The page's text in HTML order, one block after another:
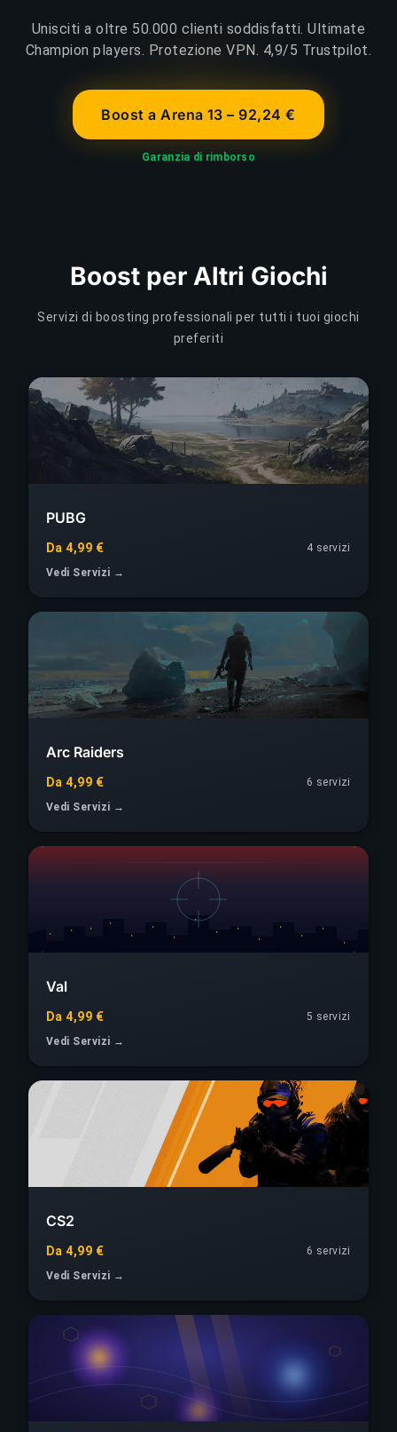
Unisciti a oltre 50.000 clienti soddisfatti. Ultimate
Champion players. Protezione VPN. 4,9/5 Trustpilot.
Boost a Arena 13 – 92,24 €
Garanzia di rimborso
Boost per Altri Giochi
Servizi di boosting professionali per tutti i tuoi giochi
preferiti
PUBG
Da 4,99 €
4 servizi
Vedi Servizi →
Arc Raiders
Da 4,99 €
6 servizi
Vedi Servizi →
Val
Da 4,99 €
5 servizi
Vedi Servizi →
CS2
Da 4,99 €
6 servizi
Vedi Servizi →